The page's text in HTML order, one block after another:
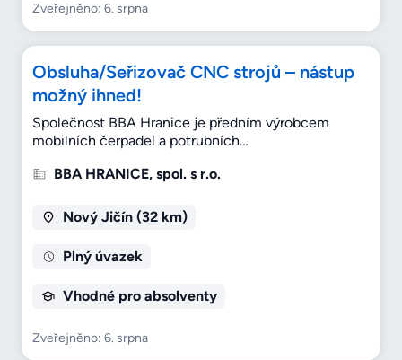
Zveřejněno: 6. srpna
Obsluha/Seřizovač CNC strojů – nástup
možný ihned!
Společnost BBA Hranice je předním výrobcem
mobilních čerpadel a potrubních…
BBA HRANICE, spol. s r.o.
Nový Jičín (32 km)
Plný úvazek
Vhodné pro absolventy
Zveřejněno: 6. srpna